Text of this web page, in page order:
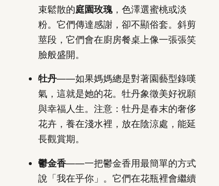
束鬆散的庭園玫瑰，色澤選蜜桃或淡
粉。它們傳達感謝，卻不顯俗套。斜剪
莖段，它們會在廚房餐桌上像一張張笑
臉般盛開。
牡丹——如果媽媽總是對著園藝型錄嘆
氣，這就是她的花。牡丹象徵美好祝願
與幸福人生。注意：牡丹是春末的奢侈
花卉，養在淺水裡，放在陰涼處，能延
長觀賞期。
鬱金香——一把鬱金香用最簡單的方式
說「我在乎你」。它們在花瓶裡會繼續